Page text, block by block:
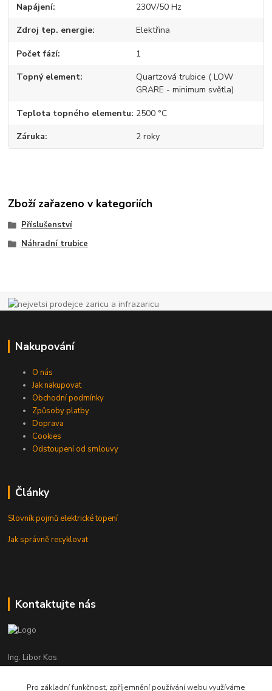
Napájení 230V/50 Hz
Zdroj tep. energie Elektřina
Počet fází 1
Topný element
Quartzová trubice ( LOW
GRARE - minimum světla)
Teplota topného elementu 2500 °C
Záruka 2 roky
Zboží zařazeno v kategoriích
Příslušenství
Náhradní trubice
Nakupování
O nás
Jak nakupovat
Obchodní podmínky
Způsoby platby
Doprava
Cookies
Odstoupení od smlouvy
Články
Slovník pojmů elektrické topení
Jak správně recyklovat
Kontaktujte nás
Ing. Libor Kos
+420 601 555 225
(Po-Pá: 8-17:00 hod.)
Pro základní funkčnost, zpříjemnění používání webu využíváme